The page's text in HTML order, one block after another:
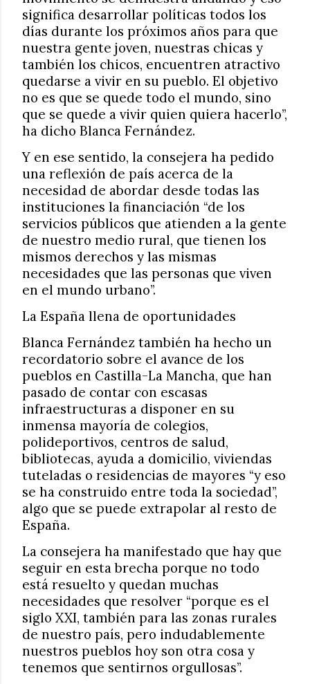
significa desarrollar políticas todos los
días durante los próximos años para que
nuestra gente joven, nuestras chicas y
también los chicos, encuentren atractivo
quedarse a vivir en su pueblo. El objetivo
no es que se quede todo el mundo, sino
que se quede a vivir quien quiera hacerlo”,
ha dicho Blanca Fernández.
Y en ese sentido, la consejera ha pedido
una reflexión de país acerca de la
necesidad de abordar desde todas las
instituciones la financiación “de los
servicios públicos que atienden a la gente
de nuestro medio rural, que tienen los
mismos derechos y las mismas
necesidades que las personas que viven
en el mundo urbano”.
La España llena de oportunidades
Blanca Fernández también ha hecho un
recordatorio sobre el avance de los
pueblos en Castilla-La Mancha, que han
pasado de contar con escasas
infraestructuras a disponer en su
inmensa mayoría de colegios,
polideportivos, centros de salud,
bibliotecas, ayuda a domicilio, viviendas
tuteladas o residencias de mayores “y eso
se ha construido entre toda la sociedad”,
algo que se puede extrapolar al resto de
España.
La consejera ha manifestado que hay que
seguir en esta brecha porque no todo
está resuelto y quedan muchas
necesidades que resolver “porque es el
siglo XXI, también para las zonas rurales
de nuestro país, pero indudablemente
nuestros pueblos hoy son otra cosa y
tenemos que sentirnos orgullosas”.